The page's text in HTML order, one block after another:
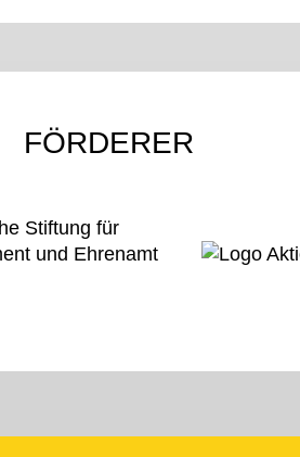
FÖRDERER